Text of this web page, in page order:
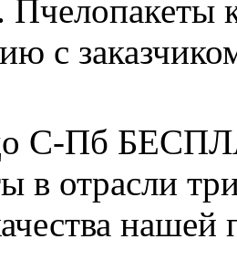
Пчелопакеты
с
С-Пб
в отрасли